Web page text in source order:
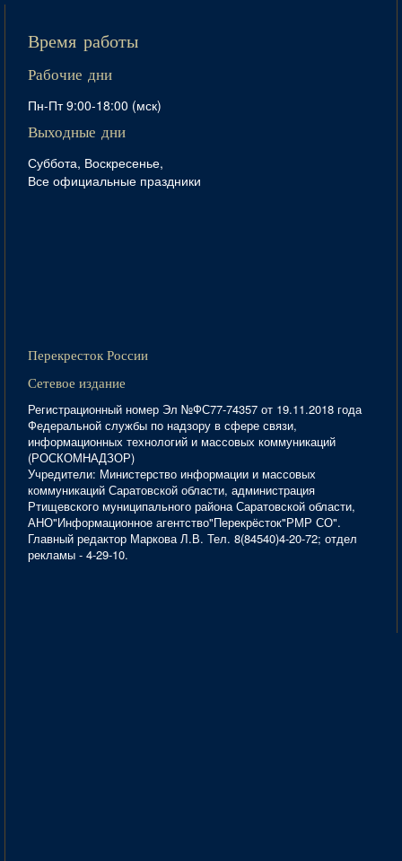
Время работы
Рабочие дни
Пн-Пт 9:00-18:00 (мск)
Выходные дни
Суббота, Воскресенье,
Все официальные праздники
Перекресток России
Сетевое издание
Регистрационный номер Эл №ФС77-74357 от 19.11.2018 года
Федеральной службы по надзору в сфере связи,
информационных технологий и массовых коммуникаций
(РОСКОМНАДЗОР)
Учредители: Министерство информации и массовых
коммуникаций Саратовской области, администрация
Ртищевского муниципального района Саратовской области,
АНО"Информационное агентство"Перекрёсток"РМР СО".
Главный редактор Маркова Л.В. Тел. 8(84540)4-20-72; отдел
рекламы - 4-29-10.